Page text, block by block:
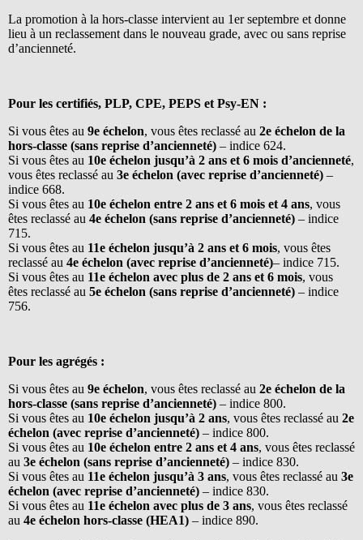
La promotion à la hors-classe intervient au 1er septembre et donne
lieu à un reclassement dans le nouveau grade, avec ou sans reprise
d’ancienneté.
Pour les certifiés, PLP, CPE, PEPS et Psy-EN :
Si vous êtes au 9e échelon, vous êtes reclassé au 2e échelon de la
hors-classe (sans reprise d’ancienneté) – indice 624.
Si vous êtes au 10e échelon jusqu’à 2 ans et 6 mois d’ancienneté,
vous êtes reclassé au 3e échelon (avec reprise d’ancienneté) –
indice 668.
Si vous êtes au 10e échelon entre 2 ans et 6 mois et 4 ans, vous
êtes reclassé au 4e échelon (sans reprise d’ancienneté) – indice
715.
Si vous êtes au 11e échelon jusqu’à 2 ans et 6 mois, vous êtes
reclassé au 4e échelon (avec reprise d’ancienneté)– indice 715.
Si vous êtes au 11e échelon avec plus de 2 ans et 6 mois, vous
êtes reclassé au 5e échelon (sans reprise d’ancienneté) – indice
756.
Pour les agrégés :
Si vous êtes au 9e échelon, vous êtes reclassé au 2e échelon de la
hors-classe (sans reprise d’ancienneté) – indice 800.
Si vous êtes au 10e échelon jusqu’à 2 ans, vous êtes reclassé au 2e
échelon (avec reprise d’ancienneté) – indice 800.
Si vous êtes au 10e échelon entre 2 ans et 4 ans, vous êtes reclassé
au 3e échelon (sans reprise d’ancienneté) – indice 830.
Si vous êtes au 11e échelon jusqu’à 3 ans, vous êtes reclassé au 3e
échelon (avec reprise d’ancienneté) – indice 830.
Si vous êtes au 11e échelon avec plus de 3 ans, vous êtes reclassé
au 4e échelon hors-classe (HEA1) – indice 890.